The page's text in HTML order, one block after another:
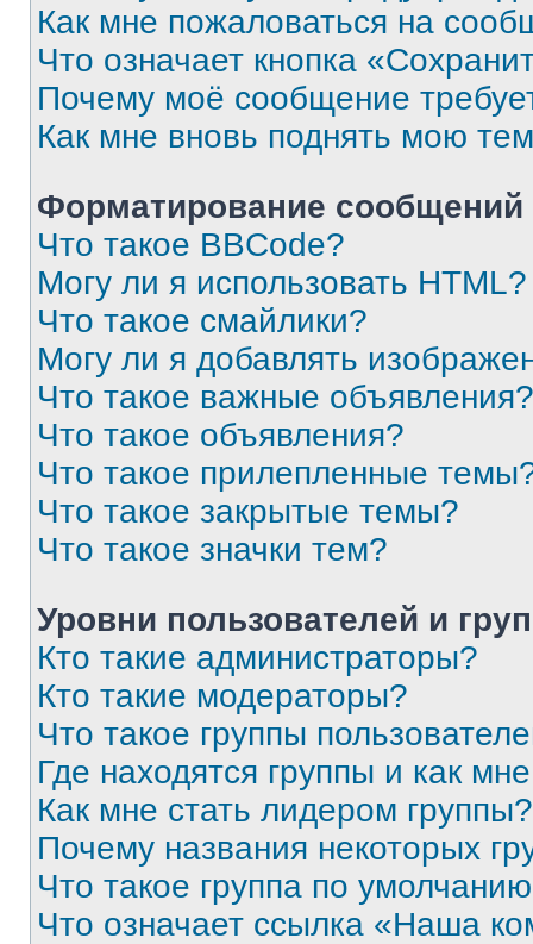
Как мне пожаловаться на
Что означает кнопка
Почему моё сообщение
Как мне вновь поднять мою
Форматирование
Что такое BBCode?
Могу ли я использовать HTML?
Что такое смайлики?
Могу ли я добавлять
Что такое важные объявления?
Что такое объявления?
Что такое прилепленные
Что такое закрытые темы?
Что такое значки тем?
Уровни пользователей и
Кто такие администраторы?
Кто такие модераторы?
Что такое группы
Где находятся группы и как
Как мне стать лидером группы?
Почему названия некоторых
Что такое группа по
Что означает ссылка «Наша